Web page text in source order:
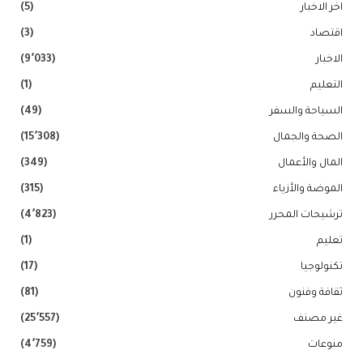
اخر الاخبار (5)
اقتصاد (3)
الاخبار (9٬033)
التعليم (1)
السياحة والسفر (49)
الصحة والجمال (15٬308)
المال والأعمال (349)
الموضة والأزياء (315)
ترشيحات المحرر (4٬823)
تعليم (1)
تكنولوجيا (17)
ثقافة وفنون (81)
غير مصنف (25٬557)
منوعات (4٬759)